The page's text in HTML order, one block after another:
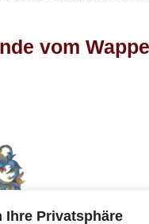
Ihre Privatsphäre
vom